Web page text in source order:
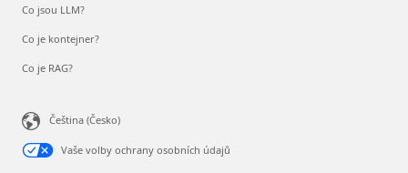
Co jsou LLM?
Co je kontejner?
Co je RAG?
Čeština (Česko)
Vaše volby ochrany osobních údajů